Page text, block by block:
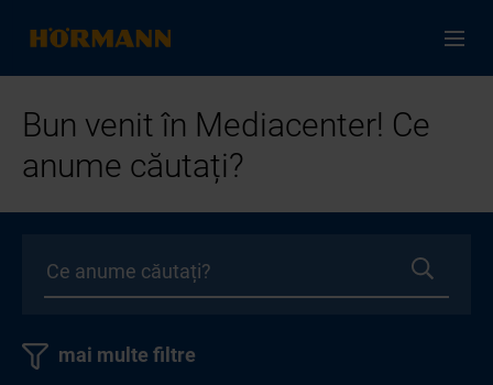
Bun venit în Mediacenter! Ce
anume căutați?
mai multe filtre